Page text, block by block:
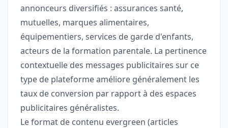
annonceurs diversifiés : assurances santé,
mutuelles, marques alimentaires,
équipementiers, services de garde d'enfants,
acteurs de la formation parentale. La pertinence
contextuelle des messages publicitaires sur ce
type de plateforme améliore généralement les
taux de conversion par rapport à des espaces
publicitaires généralistes.
Le format de contenu evergreen (articles